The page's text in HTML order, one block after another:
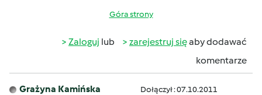
Góra strony
Zaloguj lub zarejestruj sięaby dodawać
komentarze
Grażyna Kamińska Dołączył : 07.10.2011